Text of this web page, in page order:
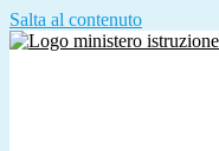
Salta al contenuto